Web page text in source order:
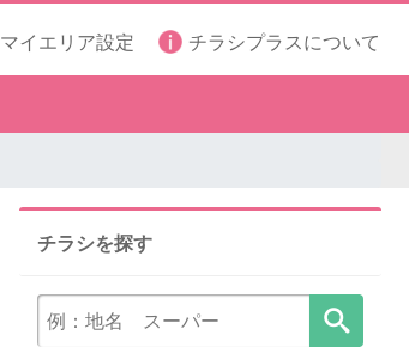
マイエリア設定 チラシプラスについて
チラシを探す